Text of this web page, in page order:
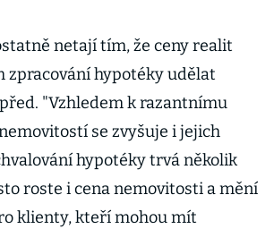
netají tím, že ceny realit
zpracování hypotéky udělat
"Vzhledem k razantnímu
se zvyšuje i jejich
hypotéky trvá několik
roste i cena nemovitosti a mění
klienty, kteří mohou mít